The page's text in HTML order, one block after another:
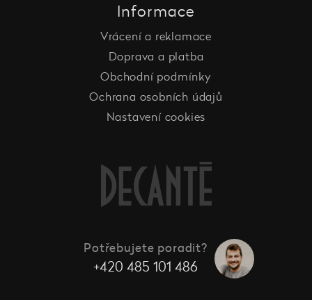
Informace
Vrácení a reklamace
Doprava a platba
Obchodní podmínky
Ochrana osobních údajů
Nastavení cookies
Potřebujete poradit?
+420 485 101 486